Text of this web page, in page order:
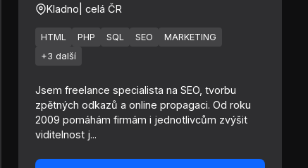
Kladno | celá ČR
HTML PHP SQL SEO
MARKETING
+3 další
Jsem freelance specialista na SEO, tvorbu
zpětných odkazů a online propagaci. Od roku
2009 pomáhám firmám i jednotlivcům zvýšit
viditelnost j...